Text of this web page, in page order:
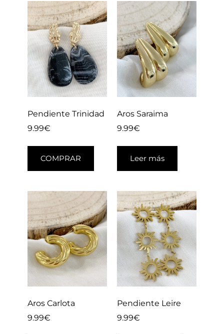
Pendiente Trinidad
9.99€
COMPRAR
Aros Saraima
9.99€
Leer más
Aros Carlota
9.99€
Pendiente Leire
9.99€